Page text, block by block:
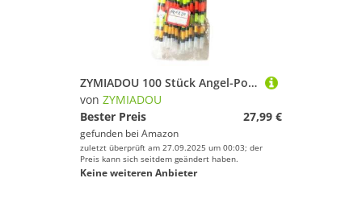
ZYMIADOU 100 Stück Angel-Posen mit hohlem Schwanz, auffälliges Werkzeug, Angeln
von ZYMIADOU
Bester Preis
27,99 €
gefunden bei Amazon
zuletzt überprüft am 27.09.2025 um 00:03; der
Preis kann sich seitdem geändert haben.
Keine weiteren Anbieter